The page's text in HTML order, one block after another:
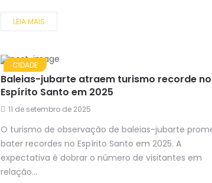
LEIA MAIS
CIDADE
Baleias-jubarte atraem turismo recorde no
Espírito Santo em 2025
11 de setembro de 2025
O turismo de observação de baleias-jubarte
bater recordes no Espírito Santo em 2025. A
expectativa é dobrar o número de visitantes em
relação...